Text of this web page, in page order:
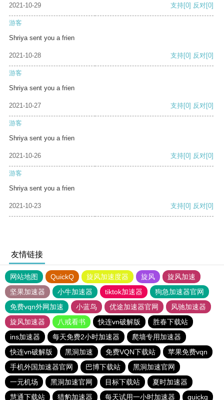
2021-10-29 支持[0] 反对[0]
游客
Shriya sent you a frien
2021-10-28 支持[0] 反对[0]
游客
Shriya sent you a frien
2021-10-27 支持[0] 反对[0]
游客
Shriya sent you a frien
2021-10-26 支持[0] 反对[0]
游客
Shriya sent you a frien
2021-10-23 支持[0] 反对[0]
友情链接
网站地图 QuickQ 旋风加速度器 旋风
旋风加速
坚果加速器
小牛加速器 tiktok加速器
狗急加速器官网
免费vqn外网加速
小蓝鸟 优途加速器官网
风驰加速器
旋风加速器
八戒看书 快连vn破解版
胜春下载站
ins加速器
每天免费2小时加速器
爬墙专用加速器
快连vn破解版
黑洞加速 免费VQN下载站
苹果免费vqn
手机外国加速器官网
巴博下载站
黑洞加速官网
一元机场
黑洞加速官网 目标下载站
夏时加速器
慧通下载站
猎豹加速器 每天试用一小时加速器 quickq